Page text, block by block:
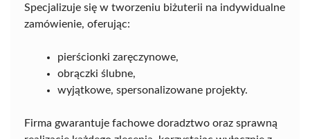
Specjalizuje się w tworzeniu biżuterii na indywidualne
zamówienie, oferując:
pierścionki zaręczynowe,
obrączki ślubne,
wyjątkowe, spersonalizowane projekty.
Firma gwarantuje fachowe doradztwo oraz sprawną